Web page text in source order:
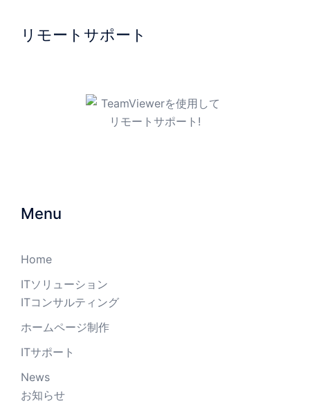
リモートサポート
Menu
Home
ITソリューション
ITコンサルティング
ホームページ制作
ITサポート
News
お知らせ